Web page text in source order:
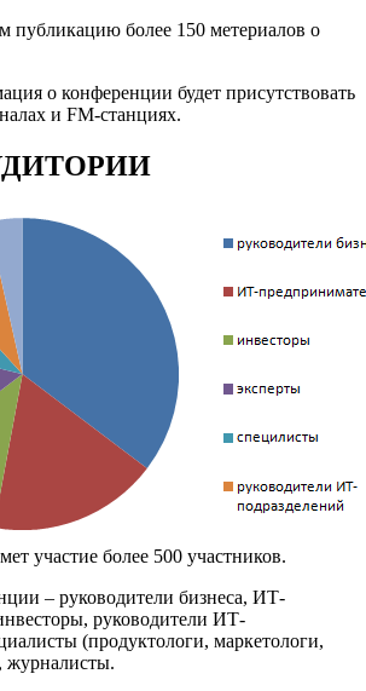
публикацию более 150 метериалов о
о конференции будет присутствовать
и FM-станциях.
участие более 500 участников.
– руководители бизнеса, ИТ-
руководители ИТ-
(продуктологи, маркетологи,